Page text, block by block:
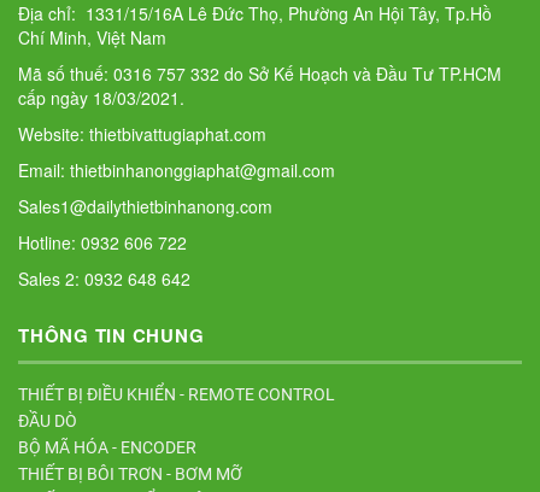
Địa chỉ: 1331/15/16A Lê Đức Thọ, Phường An Hội Tây, Tp.Hồ
Chí Minh, Việt Nam
Mã số thuế: 0316 757 332 do Sở Kế Hoạch và Đầu Tư TP.HCM
cấp ngày 18/03/2021.
Website: thietbivattugiaphat.com
Email: thietbinhanonggiaphat@gmail.com
Sales1@dailythietbinhanong.com
Hotline: 0932 606 722
Sales 2: 0932 648 642
THÔNG TIN CHUNG
THIẾT BỊ ĐIỀU KHIỂN - REMOTE CONTROL
ĐẦU DÒ
BỘ MÃ HÓA - ENCODER
THIẾT BỊ BÔI TRƠN - BƠM MỠ